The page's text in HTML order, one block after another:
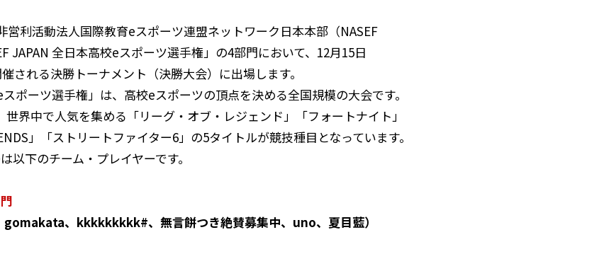
営利活動法人国際教育eスポーツ連盟ネットワーク日本本部（NASEF
JAPAN 全日本高校eスポーツ選手権」の4部門において、12月15日
される決勝トーナメント（決勝大会）に出場します。
スポーツ選手権」は、高校eスポーツの頂点を決める全国規模の大会です。
界中で人気を集める「リーグ・オブ・レジェンド」「フォートナイト」
」「ストリートファイター6」の5タイトルが競技種目となっています。
以下のチーム・プレイヤーです。
gomakata、kkkkkkkkk⁩#⁦、無言餅つき絶賛募集中、uno、夏目藍）